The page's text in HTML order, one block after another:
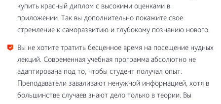
купить красный диплом с высокими оценками в
приложении. Так вы дополнительно покажите свое
стремление к саморазвитию и глубокому познанию нового.
Вы не хотите тратить бесценное время на посещение нудных
лекций. Современная учебная программа абсолютно не
адаптирована под то, чтобы студент получал опыт.
Преподаватели заваливают ненужной информацией, хотя в
большинстве случаев знают дело только в теории. Вы